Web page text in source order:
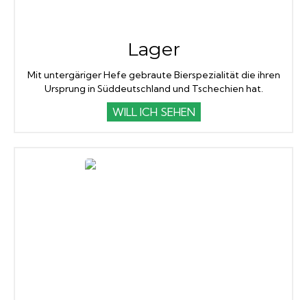
Lager
Mit untergäriger Hefe gebraute Bierspezialität die ihren
Ursprung in Süddeutschland und Tschechien hat.
WILL ICH SEHEN